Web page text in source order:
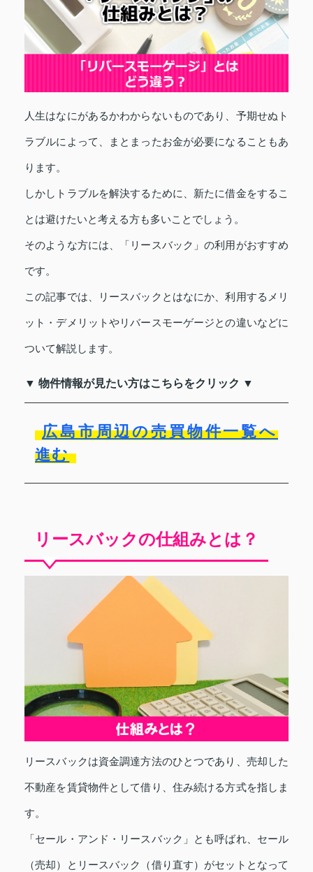
人生はなにがあるかわからないものであり、予期せぬト
ラブルによって、まとまったお金が必要になることもあ
ります。
しかしトラブルを解決するために、新たに借金をするこ
とは避けたいと考える方も多いことでしょう。
そのような方には、「リースバック」の利用がおすすめ
です。
この記事では、リースバックとはなにか、利用するメリ
ット・デメリットやリバースモーゲージとの違いなどに
ついて解説します。
▼ 物件情報が見たい方はこちらをクリック ▼
広島市周辺の売買物件一覧へ
進む
リースバックの仕組みとは？
リースバックは資金調達方法のひとつであり、売却した
不動産を賃貸物件として借り、住み続ける方式を指しま
す。
「セール・アンド・リースバック」とも呼ばれ、セール
（売却）とリースバック（借り直す）がセットとなって